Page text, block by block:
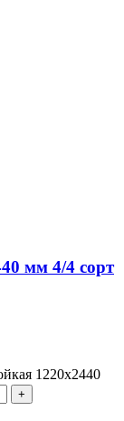
мм 4/4 сорт
1220х2440